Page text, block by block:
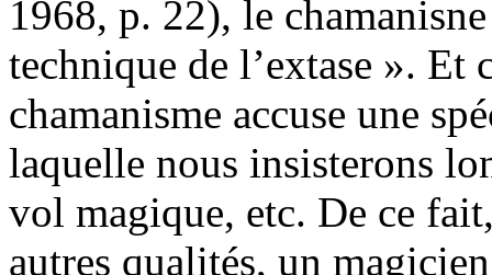
1968, p. 22), le
technique de l’extase ».
chamanisme accuse une
laquelle nous insisterons
vol magique, etc. De ce
autres qualités, un